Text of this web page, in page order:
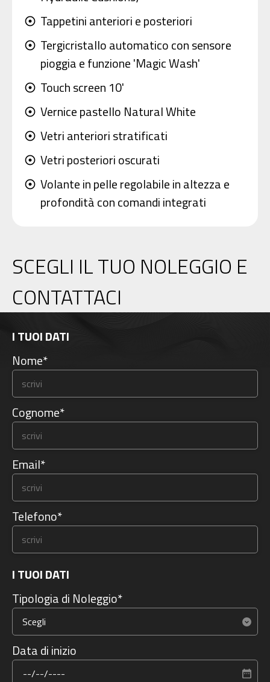
adjust Tappetini anteriori e posteriori
adjust Tergicristallo automatico con sensore
pioggia e funzione 'Magic Wash'
adjust Touch screen 10'
adjust Vernice pastello Natural White
adjust Vetri anteriori stratificati
adjust Vetri posteriori oscurati
adjust Volante in pelle regolabile in altezza e
profondità con comandi integrati
SCEGLI IL TUO NOLEGGIO E
CONTATTACI
I TUOI DATI
Nome*
Cognome*
Email*
Telefono*
I TUOI DATI
Tipologia di Noleggio*
Data di inizio